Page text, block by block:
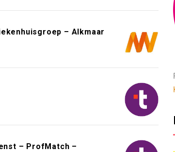
– Alkmaar
– ProfMatch –